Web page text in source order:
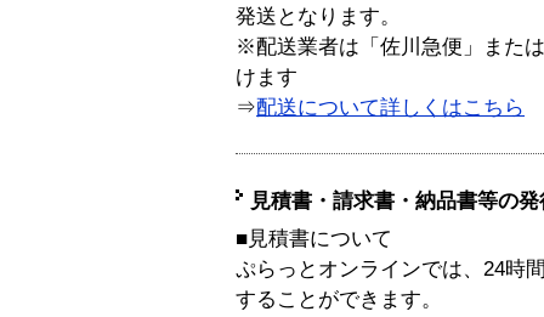
発送となります。
※配送業者は「佐川急便」また
けます
⇒配送について詳しくはこちら
見積書・請求書・納品書等の
■見積書について
ぷらっとオンラインでは、24時
することができます。